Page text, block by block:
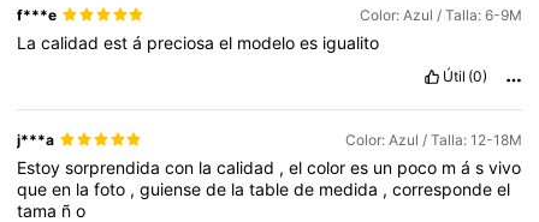
f***e Color: Azul / Talla: 6-9M
Lacalidadestá preciosael modeloes igualito
Útil (0)
j***a Color: Azul / Talla: 12-18M
Estoysorprendidacon lacalidad ,elcolores un poco másvivo
queen lafoto ,guiensede latablede medida ,correspondeel
tama ño